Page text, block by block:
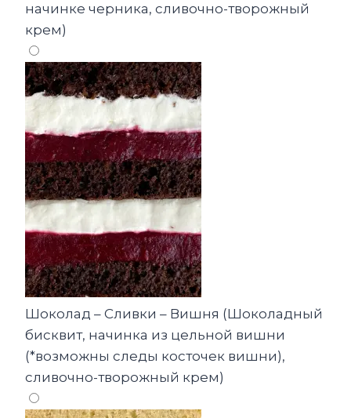
начинке черника, сливочно-творожный
крем)
Шоколад – Сливки – Вишня (Шоколадный
бисквит, начинка из цельной вишни
(*возможны следы косточек вишни),
сливочно-творожный крем)